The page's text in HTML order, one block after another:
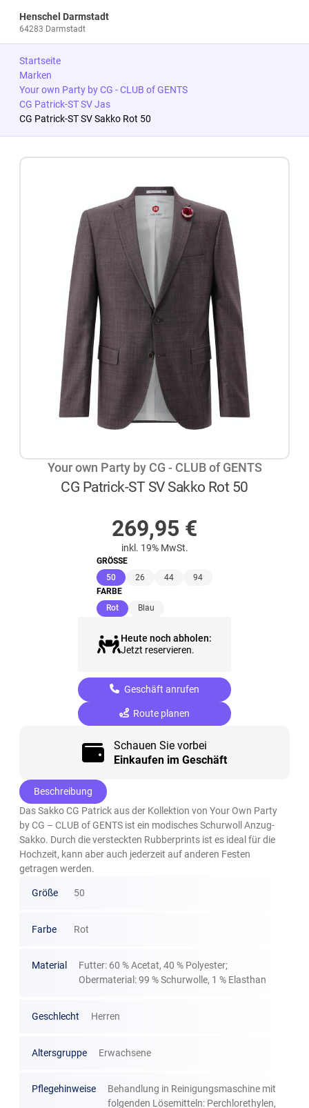
Henschel Darmstadt
64283 Darmstadt
Startseite
Marken
Your own Party by CG - CLUB of GENTS
CG Patrick-ST SV Jas
CG Patrick-ST SV Sakko Rot 50
Your own Party by CG - CLUB of GENTS
CG Patrick-ST SV Sakko Rot 50
269,95 €
inkl. 19% MwSt.
GRÖSSE
50(ausgewählt)
26 44
94
FARBE
Rot(ausgewählt)
Blau
Heute noch abholen:
Jetzt reservieren.
Geschäft anrufen
Route planen
Schauen Sie vorbei
Einkaufen im Geschäft
Beschreibung
Das Sakko CG Patrick aus der Kollektion von Your Own Party
by CG – CLUB of GENTS ist ein modisches Schurwoll Anzug-
Sakko. Durch die versteckten Rubberprints ist es ideal für die
Hochzeit, kann aber auch jederzeit auf anderen Festen
getragen werden.
Größe 50
Farbe Rot
Material
Futter: 60 % Acetat, 40 % Polyester;
Obermaterial: 99 % Schurwolle, 1 % Elasthan
Geschlecht Herren
Altersgruppe Erwachsene
Pflegehinweise
Behandlung in Reinigungsmaschine mit
folgenden Lösemitteln: Perchlorethylen,